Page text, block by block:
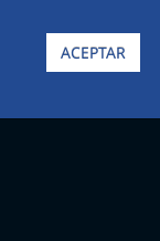
ACEPTAR